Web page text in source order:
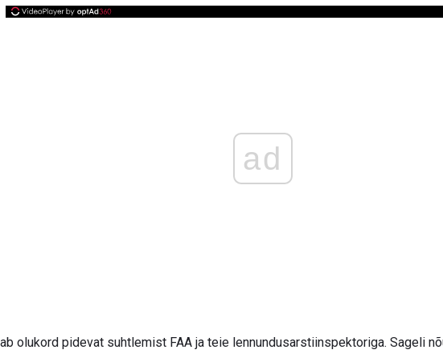
ad
olukord pidevat suhtlemist FAA ja teie lennundusarstiinspektoriga. Sageli